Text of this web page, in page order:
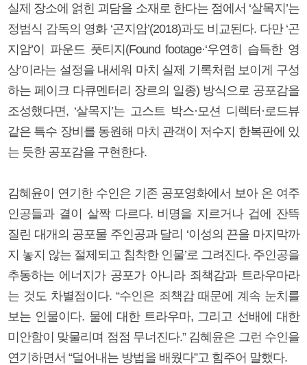
실제 장소에 얽힌 괴담을 소재로 한다는 점에서 ‘살목지’는
정범식 감독의 영화 ‘곤지암’(2018)과도 비교된다. 다만 ‘곤
지암’이 파운드 풋티지(Found footage·‘우연히 습득한 영
상’이라는 설정을 내세워 마치 실제 기록처럼 보이게 구성
하는 페이크 다큐멘터리 장르의 일종) 방식으로 공포감을
조성했다면, ‘살목지’는 고스트 박스·모션 디렉터·로드뷰
같은 특수 장비를 동원해 마치 관객이 저수지 한복판에 있
는 듯한 공포감을 구현한다.
김혜윤이 연기한 수인은 기존 공포영화에서 보아 온 여주
인공들과 결이 살짝 다르다. 비명을 지르거나 겁에 잔뜩
질린 대개의 공포물 주인공과 달리 ‘이성의 끈을 마지막까
지 놓지 않는 절제되고 침착한 인물’로 그려진다. 주인공을
추동하는 에너지가 공포가 아니라 죄책감과 트라우마라
는 것도 차별점이다. “수인은 죄책감 때문에 계속 눈치를
보는 인물이다. 물에 대한 트라우마, 그리고 선배에 대한
미안함이 맞물리며 점점 무너진다.” 김혜윤은 그런 수인을
연기하면서 “덜어내는 방법을 배웠다”고 힘주어 말했다.